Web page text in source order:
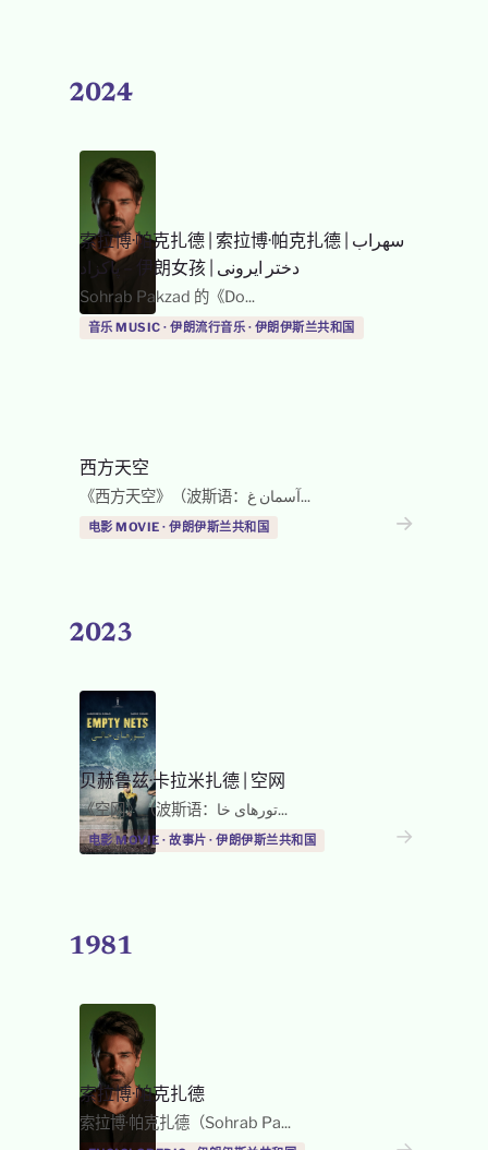
2024
索拉博·帕克扎德 索拉博·帕克扎德 | سهراب
پاکزاد – 伊朗女孩 | دختر ایرونی
Sohrab Pakzad 的《Do...
音乐 MUSIC · 伊朗流行音乐 · 伊朗伊斯兰共和国
→
西方天空
《西方天空》（波斯语：آسمان غ...
电影 MOVIE · 伊朗伊斯兰共和国 →
2023
贝赫鲁兹·卡拉米扎德 空网
《空网》（波斯语：تورهای خا...
电影 MOVIE · 故事片 · 伊朗伊斯兰共和国 →
1981
索拉博·帕克扎德
索拉博·帕克扎德（Sohrab Pa...